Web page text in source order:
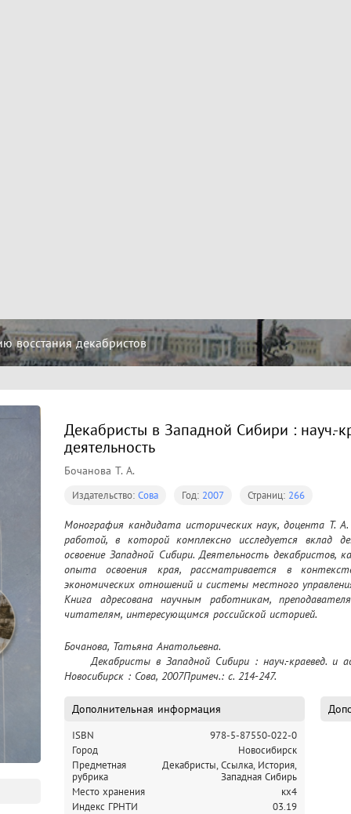
восстания декабристов
Декабристы в Западной Сибири : науч.-
деятельность
Бочанова Т. А.
Издательство: Сова Год: 2007 Страниц: 266
Монография кандидата исторических наук, доцента Т.
работой, в которой комплексно исследуется вклад
освоение Западной Сибири. Деятельность декабристов,
опыта освоения края, рассматривается в
экономических отношений и системы местного
Книга адресована научным работникам,
читателям, интересующимся российской историей.
Бочанова, Татьяна Анатольевна.
Новосибирск : Сова, 2007Примеч.: с. 214-247.
Дополнительная информация
ISBN
978-5-87550-022-0
Город
Новосибирск
Предметная
рубрика
Декабристы, Ссылка, История,
Западная Сибирь
Место хранения
кх4
Индекс ГРНТИ
03.19